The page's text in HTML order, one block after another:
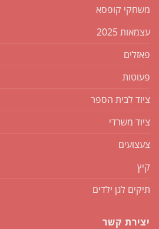
משחקי קופסא
עצמאות 2025
פאזלים
פעוטות
ציוד לבית הספר
ציוד משרדי
צעצועים
קיץ
תיקים לגן ילדים
יצירת קשר